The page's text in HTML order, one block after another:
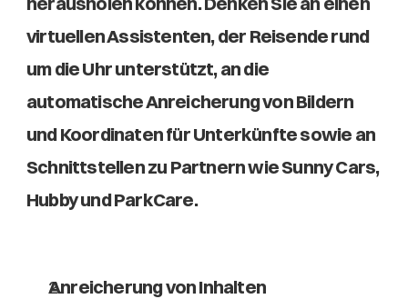
virtuellen Assistenten, der Reisende rund
um die Uhr unterstützt, an die
automatische Anreicherung von Bildern
und Koordinaten für Unterkünfte sowie an
Schnittstellen zu Partnern wie Sunny Cars,
Hubby und ParkCare.
Anreicherung von Inhalten